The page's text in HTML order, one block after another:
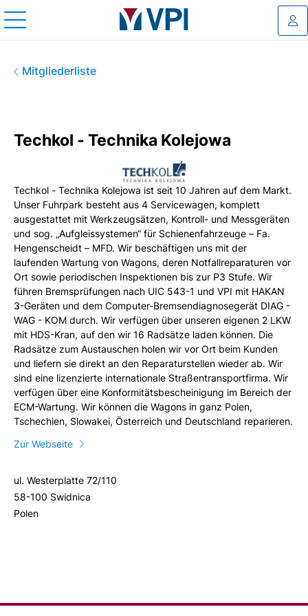
Mitgliederliste
Techkol - Technika Kolejowa
Techkol - Technika Kolejowa
Techkol - Technika Kolejowa ist seit 10 Jahren auf dem Markt.
Unser Fuhrpark besteht aus 4 Servicewagen, komplett
ausgestattet mit Werkzeugsätzen, Kontroll- und Messgeräten
und sog. „Aufgleissystemen“ für Schienenfahrzeuge – Fa.
Hengenscheidt – MFD. Wir beschäftigen uns mit der
laufenden Wartung von Wagons, deren Notfallreparaturen vor
Ort sowie periodischen Inspektionen bis zur P3 Stufe. Wir
führen Bremsprüfungen nach UIC 543-1 und VPI mit HAKAN
3-Geräten und dem Computer-Bremsendiagnosegerät DIAG -
WAG - KOM durch. Wir verfügen über unseren eigenen 2 LKW
mit HDS-Kran, auf den wir 16 Radsätze laden können. Die
Radsätze zum Austauschen holen wir vor Ort beim Kunden
und liefern sie direkt an den Reparaturstellen wieder ab. Wir
sind eine lizenzierte internationale Straßentransportfirma. Wir
verfügen über eine Konformitätsbescheinigung im Bereich der
ECM-Wartung. Wir können die Wagons in ganz Polen,
Tschechien, Slowakei, Österreich und Deutschland reparieren.
Zur Webseite
ul. Westerplatte 72/110
58-100 Swidnica
Polen